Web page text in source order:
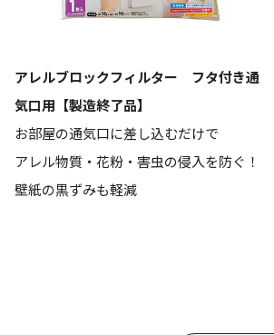
アレルブロックフィルター フタ付き通
気口用【製造終了品】
お部屋の通気口に差し込むだけで
アレル物質・花粉・害虫の侵入を防ぐ！
壁紙の黒ずみも軽減